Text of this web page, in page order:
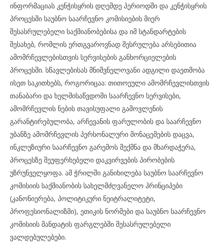
ინფორმაციას კენჭისყრის დღემდე პერიოდში და კენჭისყრის
პროცესში საუბნო საარჩევნო კომისიების მიერ
შესასრულებელი საქმიანობებისა და იმ სტანდარტების
შესახებ, რომლის ერთგვაროვნად შესრულება არსებითია
ამომრჩევლებისთვის სერვისების განხორციელების
პროცესში. სწავლებისას მნიშვნელოვანი ადგილი დაეთმობა
ისეთ საკითხებს, როგორიცაა: თითოეული ამომრჩევლისთვის
თანაბარი და ხელმისაწვდომი საარჩევნო სერვისები,
ამომრჩევლის ნების თავისუფალი გამოვლენის
გარანტირებულობა, არჩევანის ფარულობის და საარჩევნო
უბანზე ამომრჩევლის პერსონალური მონაცემების დაცვა,
ინკლუზიური საარჩევნო გარემოს შექმნა და მხარდაჭერა,
პროცესზე შეუფერხებელი დაკვირვების პირობების
უზრუნველყოფა. ამ ჭრილში განიხილება საუბნო საარჩევნო
კომისიის საქმიანობის სახელმძღვანელო პრინციპები
(კანონიერება, პოლიტიკური ნეიტრალიტეტი,
პროფესიონალიზმი), ეთიკის ნორმები და საუბნო საარჩევნო
კომისიის მანდატის ფარგლებში შესასრულებელი
ვალდებულებები.